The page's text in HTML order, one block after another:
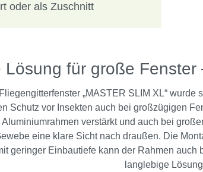
oder als Zuschnitt
Lösung für große
„MASTER SLIM XL“
Schutz vor Insekten auch bei großzügigen
verstärkt und auch bei
eine klare Sicht nach draußen. Die
geringer Einbautiefe kann der Rahmen
langlebige